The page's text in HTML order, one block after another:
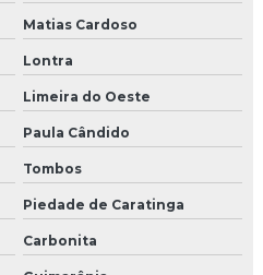
Matias Cardoso
Lontra
Limeira do Oeste
Paula Cândido
Tombos
Piedade de Caratinga
Carbonita